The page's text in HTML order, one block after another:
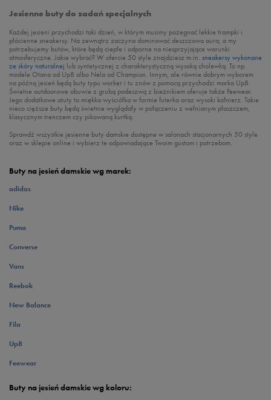
Jesienne buty do zadań specjalnych
Każdej jesieni przychodzi taki dzień, w którym musimy pożegnać lekkie trampki i
płócienne sneakersy. Na zewnątrz zaczyna dominować deszczowa aura, a my
potrzebujemy butów, które będą ciepłe i odporne na niesprzyjające warunki
atmosferyczne. Jakie wybrać? W ofercie 50 style znajdziesz m.in. sneakersy wykonane
ze skóry naturalnej lub syntetycznej z charakterystyczną wysoką cholewką. To np.
modele Otana od Up8 albo Nela od Champion. Innym, ale równie dobrym wyborem
na późną jesień będą buty typu worker i tu znów z pomocą przychodzi marka Up8.
Świetne outdoorowe obuwie z grubą podeszwą z bieżnikiem oferuje także Feewear.
Jego dodatkowe atuty to miękka wyściółka w formie futerka oraz wysoki kołnierz. Takie
nieco cięższe buty będą świetnie wyglądały w połączeniu z wełnianym płaszczem,
klasycznym trenczem czy pikowaną kurtką.
Sprawdź wszystkie jesienne buty damskie dostępne w salonach stacjonarnych 50 style
oraz w sklepie online i wybierz te odpowiadające Twoim gustom i potrzebom.
Buty na jesień damskie wg marek:
adidas
Nike
Puma
Converse
Vans
Reebok
New Balance
Fila
Up8
Feewear
Buty na jesień damskie wg koloru: